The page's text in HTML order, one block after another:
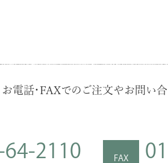
お電話・FAXでのご注文やお問い合
64-2110 FAX